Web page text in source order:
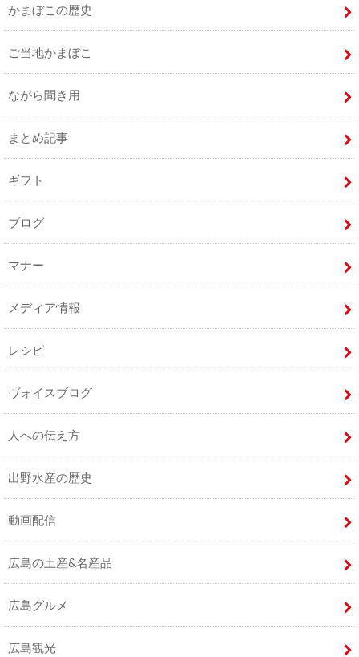
かまぼこの歴史
ご当地かまぼこ
ながら聞き用
まとめ記事
ギフト
ブログ
マナー
メディア情報
レシピ
ヴォイスブログ
人への伝え方
出野水産の歴史
動画配信
広島の土産&名産品
広島グルメ
広島観光